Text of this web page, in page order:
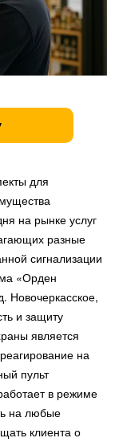
для
на рынке услуг
разные
сигнализации
«Орден
Новочеркасское,
и защиту
является
на
пульт
в режиме
на любые
клиента о